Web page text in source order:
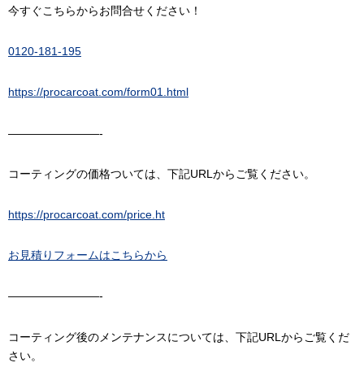
今すぐこちらからお問合せください！
0120-181-195
https://procarcoat.com/form01.html
————————-
コーティングの価格ついては、下記URLからご覧ください。
https://procarcoat.com/price.ht
お見積りフォームはこちらから
————————-
コーティング後のメンテナンスについては、下記URLからご覧くだ
さい。